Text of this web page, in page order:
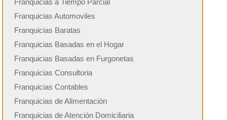
Franquicias Automoviles
Franquicias Baratas
Franquicias Basadas en el Hogar
Franquicias Basadas en Furgonetas
Franquicias Consultoria
Franquicias Contables
Franquicias de Alimentación
Franquicias de Atención Domiciliaria